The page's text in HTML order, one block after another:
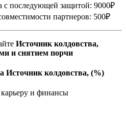
с последующей защитой: 9000₽
партнеров: 500₽
Источник колдовства,
и снятием порчи
Источник колдовства, (%)
и финансы